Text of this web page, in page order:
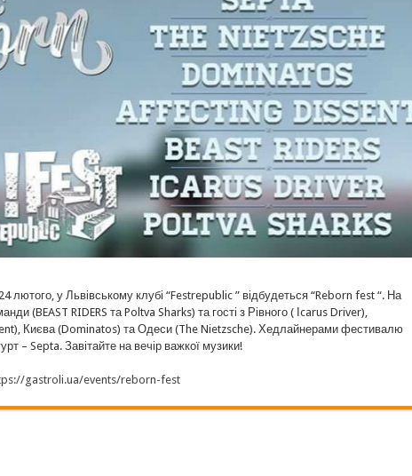
лютого, у Львівському клубі “Festrepublic ” відбудеться “Reborn fest “. На
(BEAST RIDERS та Poltva Sharks) та гості з Рівного ( Іcarus Driver),
Києва (Dominatos) та Одеси (The Nietzsche). Хедлайнерами фестивалю
– Septa. Завітайте на вечір важкої музики!
gastroli.ua/events/reborn-fest